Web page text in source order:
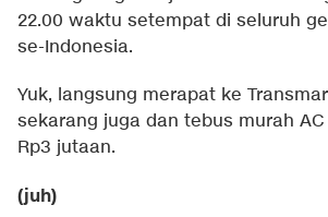
22.00 waktu setempat di seluruh
se-Indonesia.
Yuk, langsung merapat ke
sekarang juga dan tebus murah AC
Rp3 jutaan.
(juh)